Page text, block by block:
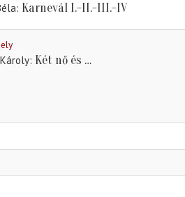
Karnevál I.-II.-III.-IV
Két nő és …